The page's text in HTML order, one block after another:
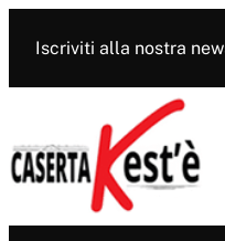
contenuto
Iscriviti alla nostra